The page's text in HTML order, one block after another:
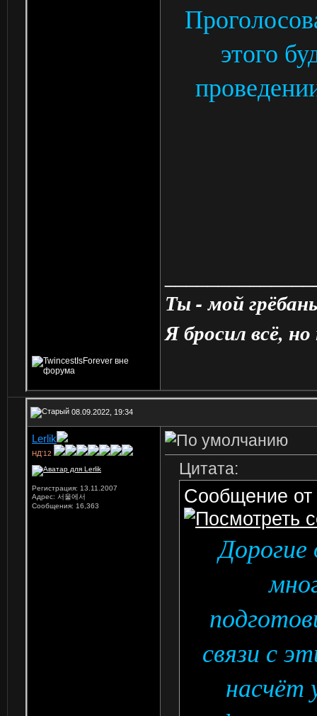
этого
Ты - мой
Я бросил всё,
08.09.2022, 19:34
Lerlik
НД'12
Регистрация: 13.11.2007
Адрес: 서울에서
Сообщения: 16,363
Цитата:
Сообщение от
связи с
насчёт